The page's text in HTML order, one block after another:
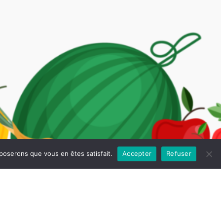
que vous en êtes satisfait. Accepter Refuser